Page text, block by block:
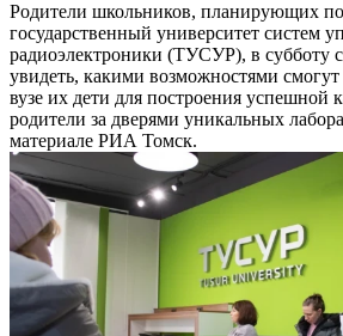
Родители школьников, планирующих
государственный университет систем
радиоэлектроники (ТУСУР), в субботу
увидеть, какими возможностями смогут
вузе их дети для построения успешной
родители за дверями уникальных
материале РИА Томск.